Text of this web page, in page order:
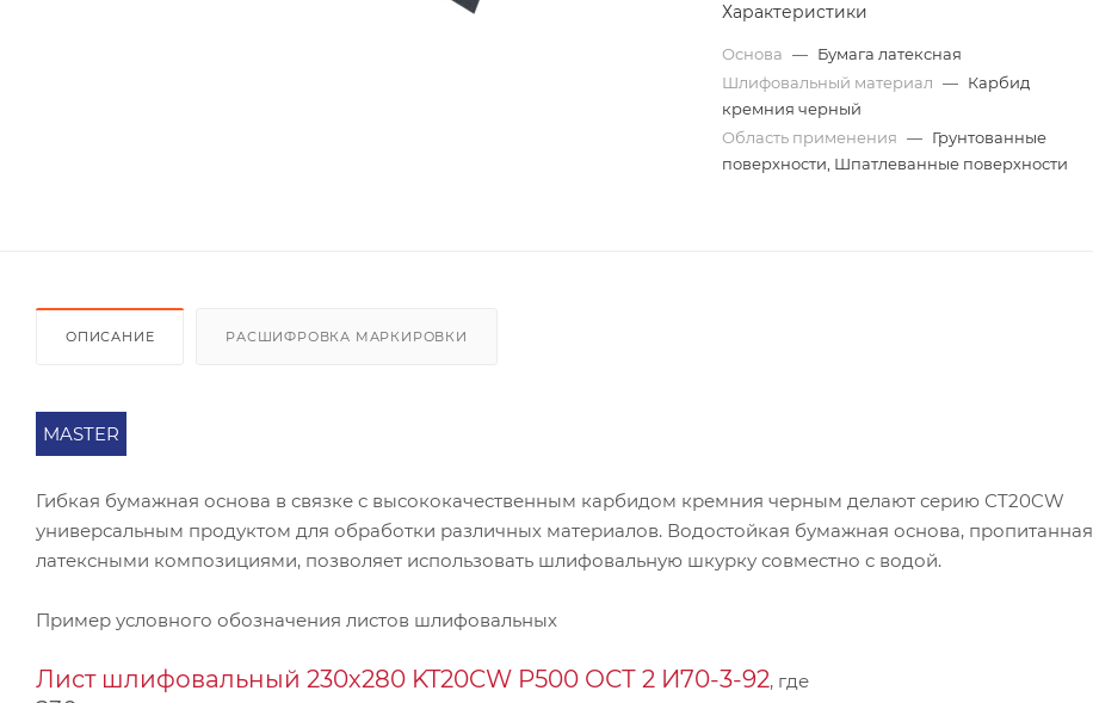
Характеристики
Основа — Бумага латексная
Шлифовальный материал — Карбид
кремния черный
Область применения — Грунтованные
поверхности, Шпатлеванные поверхности
ОПИСАНИЕ РАСШИФРОВКА МАРКИРОВКИ
MASTER
Гибкая бумажная основа в связке с высококачественным карбидом кремния черным делают серию СT20CW
универсальным продуктом для обработки различных материалов. Водостойкая бумажная основа, пропитанная
латексными композициями, позволяет использовать шлифовальную шкурку совместно с водой.
Пример условного обозначения листов шлифовальных
Лист шлифовальный 230х280 KT20CW P500 ОСТ 2 И70-3-92, где